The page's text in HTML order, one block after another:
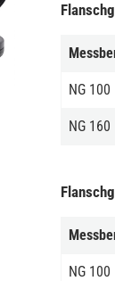
NG 100
NG 160
NG 100